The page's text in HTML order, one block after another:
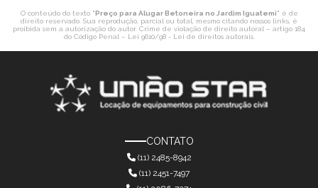
O conteúdo do texto "Preço para Alugar Betoneira no Jardim Iguatemi" é de
direito reservado. Sua reprodução, parcial ou total, mesmo citando nossos links, é
proibida sem a autorização do autor. Crime de violação de direito autoral – artigo 184
do Código Penal – Lei 9610/98 - Lei de direitos autorais.
CONTATO
(11) 2485-8942
(11) 2451-7497